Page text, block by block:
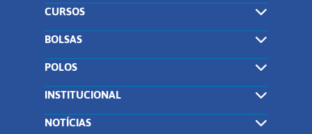
CURSOS
BOLSAS
POLOS
INSTITUCIONAL
NOTÍCIAS